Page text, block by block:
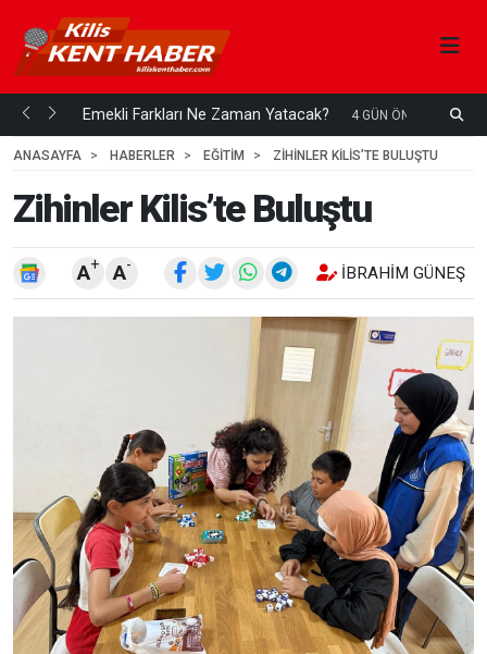
mi... Emekli Farkları Ne Zaman Yatacak? 4 GÜN ÖNCE
ANASAYFA HABERLER EĞİTİM ZIHINLER KILIS’TE BULUŞTU
Zihinler Kilis’te Buluştu
A+ A- İBRAHIM GÜNEŞ